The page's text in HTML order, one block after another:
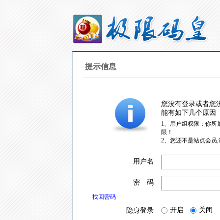
提示信息
您没有登录或者您
能有如下几个原因
1、用户组权限：你所
限！
2、您还不是站点会员
用户名
密 码
找回密码
隐身登录 开启 关闭